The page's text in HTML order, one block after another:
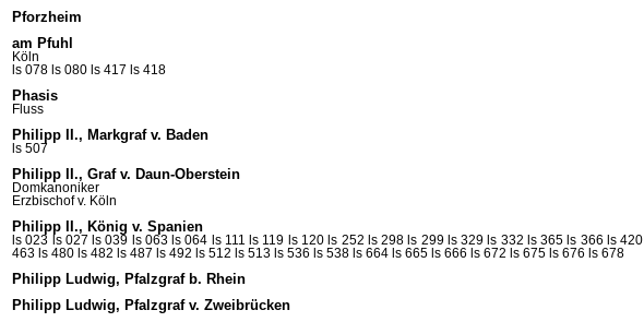
Pforzheim
am Pfuhl
Köln
ls 078 ls 080 ls 417 ls 418
Phasis
Fluss
Philipp II., Markgraf v. Baden
ls 507
Philipp II., Graf v. Daun-Oberstein
Domkanoniker
Erzbischof v. Köln
Philipp II., König v. Spanien
ls 023 ls 027 ls 039 ls 063 ls 064 ls 111 ls 119 ls 120 ls 252 ls 298 ls 299 ls 329 ls 332 ls 365 ls 366 ls 420
463 ls 480 ls 482 ls 487 ls 492 ls 512 ls 513 ls 536 ls 538 ls 664 ls 665 ls 666 ls 672 ls 675 ls 676 ls 678
Philipp Ludwig, Pfalzgraf b. Rhein
Philipp Ludwig, Pfalzgraf v. Zweibrücken